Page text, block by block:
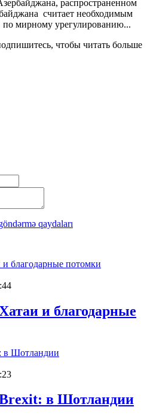
распространенном
считает необходимым
мирному урегулированию...
чтобы читать больше
qaydaları
и благодарные
в Шотландии